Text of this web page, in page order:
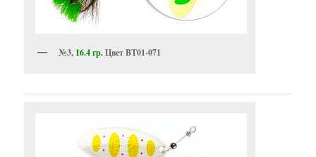
№3, 16.4 гр.Цвет BT01-071